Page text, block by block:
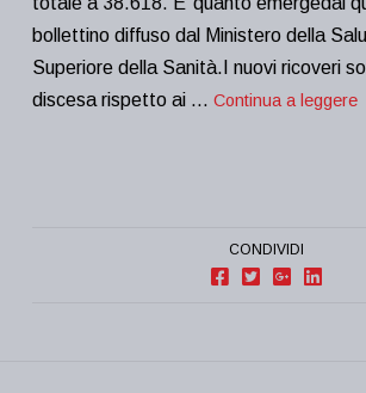
bollettino diffuso dal Ministero della
Superiore della Sanità.I nuovi ricoveri
discesa rispetto ai … Continua a leggere
CONDIVIDI